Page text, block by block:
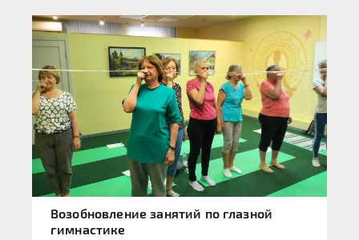
Возобновление занятий по глазной
гимнастике